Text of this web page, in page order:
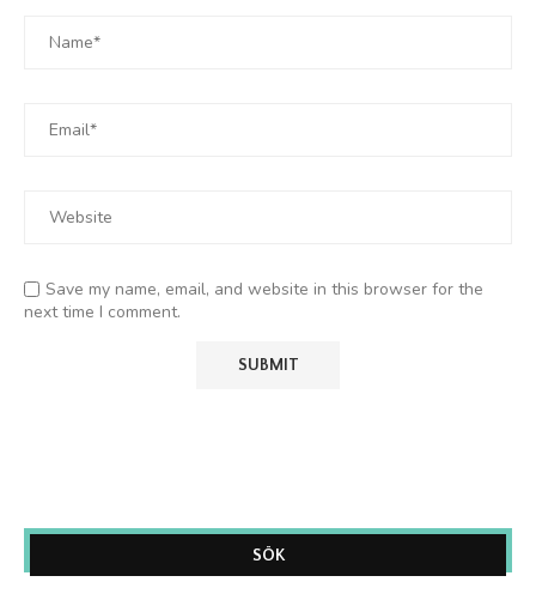
Save my name, email, and website in this browser for the
next time I comment.
SÖK